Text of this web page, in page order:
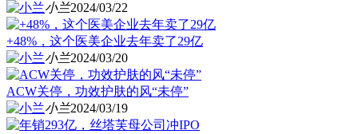
小兰2024/03/22
+48%，这个医美企业去年卖了29亿
小兰2024/03/20
ACW关停，功效护肤的风“未停”
小兰2024/03/19